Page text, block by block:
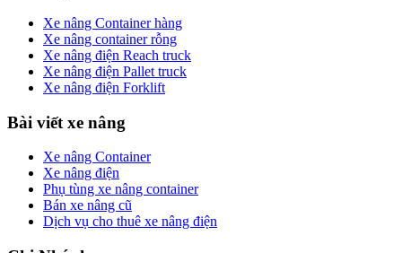
Xe nâng Container hàng
Xe nâng container rỗng
Xe nâng điện Reach truck
Xe nâng điện Pallet truck
Xe nâng điện Forklift
Bài viết xe nâng
Xe nâng Container
Xe nâng điện
Phụ tùng xe nâng container
Bán xe nâng cũ
Dịch vụ cho thuê xe nâng điện